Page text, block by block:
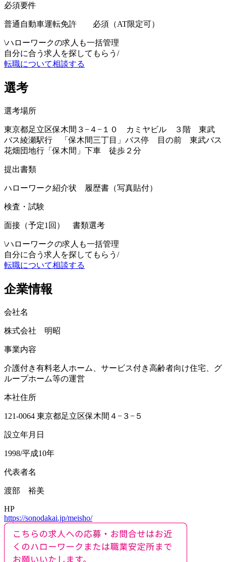
必須要件
普通自動車運転免許 必須（AT限定可）
\ハローワークの求人も一括管理
自分に合う求人を探してもらう /
転職について相談する
選考
選考場所
東京都足立区保木間３−４−１０ カミヤビル ３階 東武
バス綾瀬駅行 「保木間三丁目」バス停 目の前 東武バス
花畑団地行「保木間」下車 徒歩２分
提出書類
ハローワーク紹介状 履歴書（写真貼付）
検査・試験
面接（予定1回） 書類選考
\ハローワークの求人も一括管理
自分に合う求人を探してもらう /
転職について相談する
企業情報
会社名
株式会社 明昭
事業内容
介護付き有料老人ホーム、サービス付き高齢者向け住宅、グ
ループホーム等の運営
本社住所
121-0064 東京都足立区保木間４−３−５
設立年月日
1998/平成10年
代表者名
渡部 裕美
HP
https://sonodakai.jp/meisho/